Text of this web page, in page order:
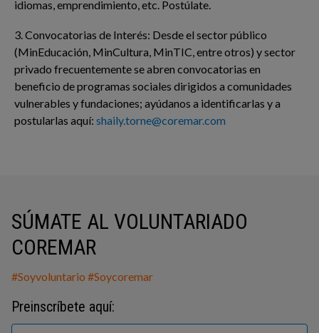
idiomas, emprendimiento, etc. Postúlate.
3. Convocatorias de Interés: Desde el sector público
(MinEducación, MinCultura, MinTIC, entre otros) y sector
privado frecuentemente se abren convocatorias en
beneficio de programas sociales dirigidos a comunidades
vulnerables y fundaciones; ayúdanos a identificarlas y a
postularlas aquí: shaily.torne@coremar.com
SÚMATE AL VOLUNTARIADO
COREMAR
#Soyvoluntario #Soycoremar
Preinscríbete aquí: